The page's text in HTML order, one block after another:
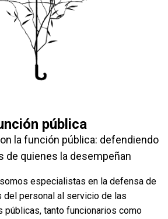
pública
la función pública: defendiendo
de quienes la desempeñan
especialistas en la defensa de
del personal al servicio de las
públicas, tanto funcionarios como